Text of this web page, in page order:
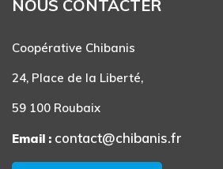
NOUS CONTACTER
Coopérative Chibanis
24, Place de la Liberté,
59 100 Roubaix
Email : contact@chibanis.fr